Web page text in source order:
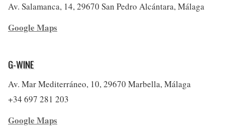
Av. Salamanca, 14, 29670 San Pedro Alcántara, Málaga
Google Maps
G-WINE
Av. Mar Mediterráneo, 10, 29670 Marbella, Málaga
+34 697 281 203
Google Maps